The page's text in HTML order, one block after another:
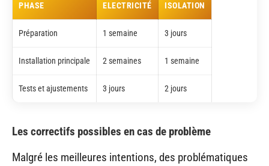
PHASE ELECTRICITÉ ISOLATION
Préparation 1 semaine 3 jours
Installation principale 2 semaines 1 semaine
Tests et ajustements 3 jours 2 jours
Les correctifs possibles en cas de problème
Malgré les meilleures intentions, des problématiques